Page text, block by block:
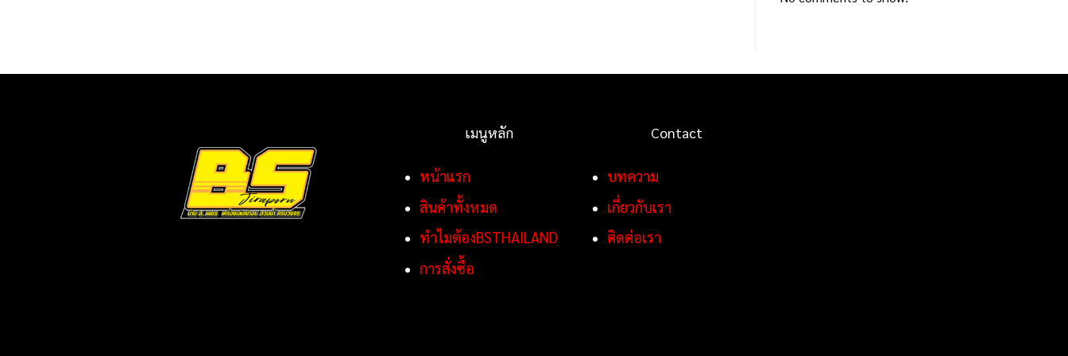
เมนูหลัก
หน้าแรก
สินค้าทั้งหมด
ทำไมต้องBSTHAILAND
การสั่งซื้อ
Contact
บทความ
เกี่ยวกับเรา
ติดต่อเรา